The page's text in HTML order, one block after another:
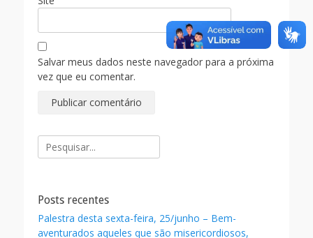
Salvar meus dados neste navegador para a próxima
vez que eu comentar.
Pesquisar
por:
Posts recentes
Palestra desta sexta-feira, 25/junho – Bem-
aventurados aqueles que são misericordiosos,